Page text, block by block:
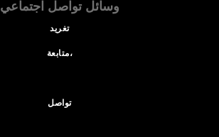
وسائل تواصل اجتماعي
تغريد
متابعة،
تواصل